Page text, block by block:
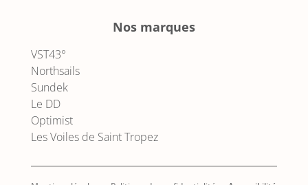
Nos marques
VST43°
Northsails
Sundek
Le DD
Optimist
Les Voiles de Saint Tropez